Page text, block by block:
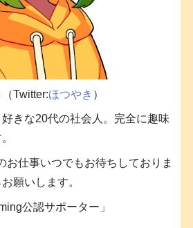
（Twitter:ほつやき ）
きな20代の社会人。完全に趣味
お仕事いつでもお待ちしておりま
願いします。
公認サポーター」